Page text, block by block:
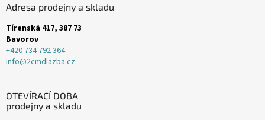
Adresa prodejny a skladu
Tírenská 417, 387 73
Bavorov
+420 734 792 364
info@2cmdlazba.cz
OTEVÍRACÍ DOBA
prodejny a skladu